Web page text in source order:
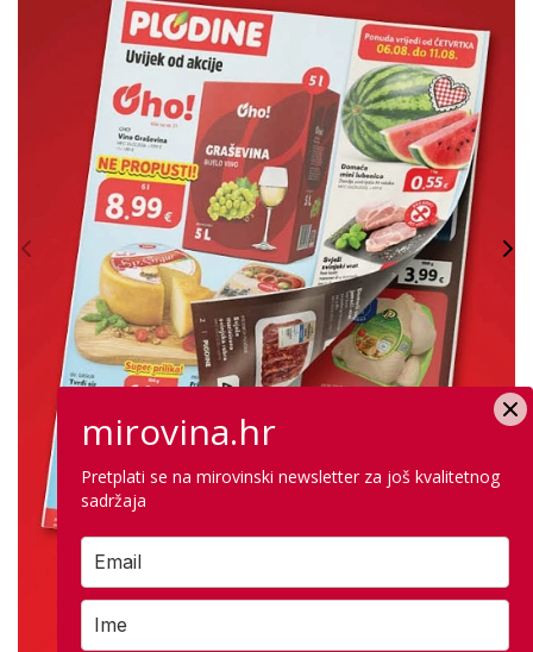
mirovina.hr
Pretplati se na mirovinski newsletter za još kvalitetnog
sadržaja